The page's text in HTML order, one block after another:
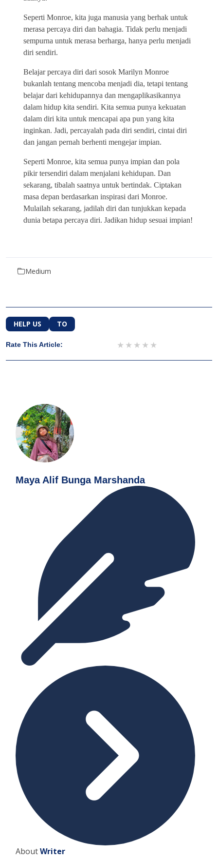
Seperti Monroe, kita juga manusia yang berhak untuk
merasa percaya diri dan bahagia. Tidak perlu menjadi
sempurna untuk merasa berharga, hanya perlu menjadi
diri sendiri.
Belajar percaya diri dari sosok Marilyn Monroe
bukanlah tentang mencoba menjadi dia, tetapi tentang
belajar dari kehidupannya dan mengaplikasikannya
dalam hidup kita sendiri. Kita semua punya kekuatan
dalam diri kita untuk mencapai apa pun yang kita
inginkan. Jadi, percayalah pada diri sendiri, cintai diri
dan jangan pernah berhenti mengejar impian.
Seperti Monroe, kita semua punya impian dan pola
pikir tersendiri dalam menjalani kehidupan. Dan
sekarang, tibalah saatnya untuk bertindak. Ciptakan
masa depan berdasarkan inspirasi dari Monroe.
Mulailah sekarang, jadilah diri dan tunjukkan kepada
dunia betapa percaya diri. Jadikan hidup sesuai impian!
Medium
HELP US TO
Rate This Article: 4 stars
3 stars
2 stars
1 star
Maya Alif Bunga Marshanda
AboutWriter